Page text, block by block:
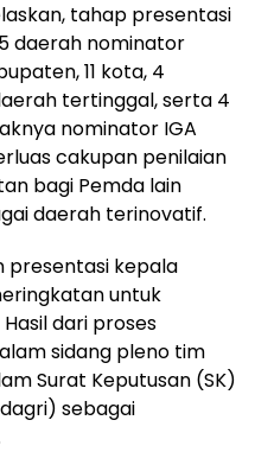
tahap presentasi
daerah nominator
11 kota, 4
tertinggal, serta 4
nominator IGA
cakupan penilaian
bagi Pemda lain
daerah terinovatif.
presentasi kepala
untuk
dari proses
sidang pleno tim
Surat Keputusan (SK)
sebagai